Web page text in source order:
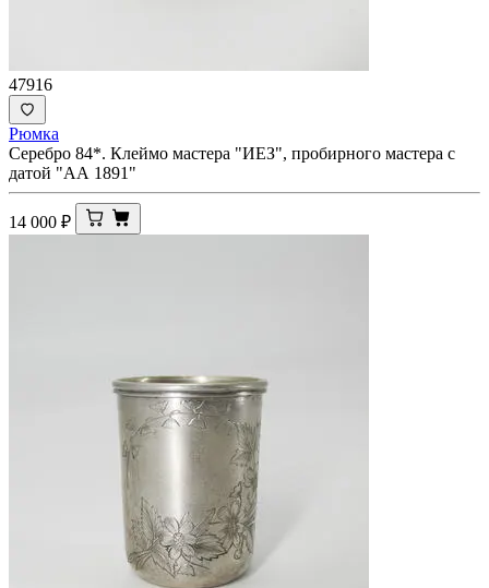
47916
Рюмка
Серебро 84*. Клеймо мастера "ИЕЗ", пробирного мастера с
датой "АА 1891"
14 000 ₽